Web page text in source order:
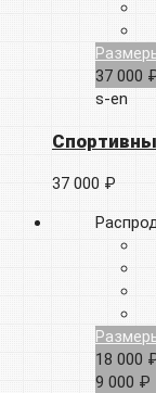
37 000
s-en
37 000 ₽
18 000
9 000 ₽